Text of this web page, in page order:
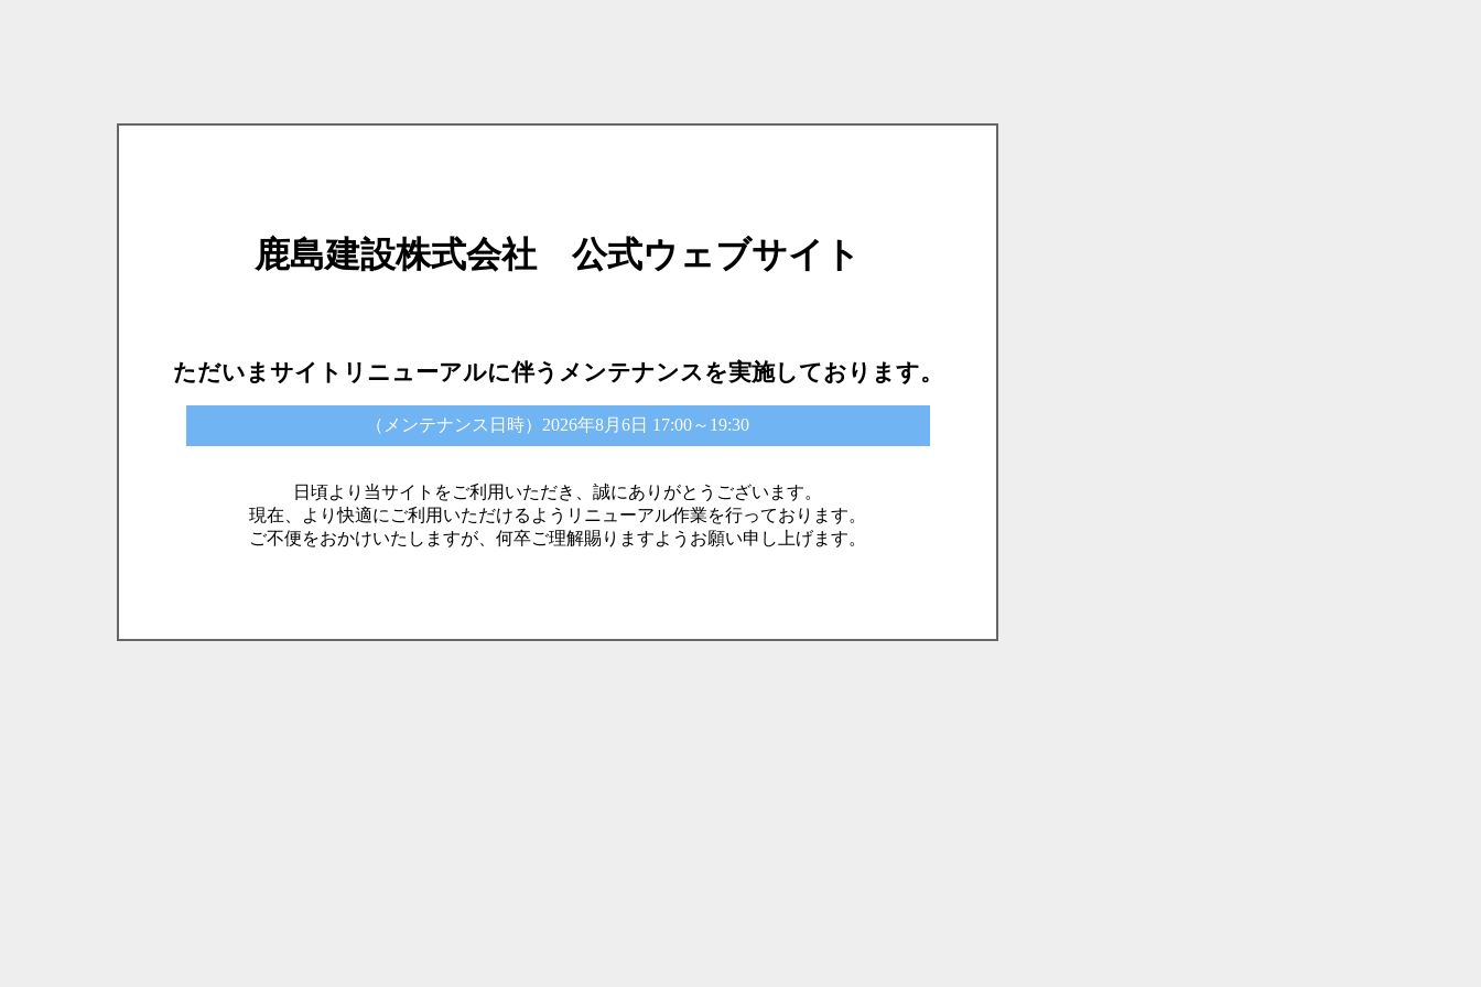
鹿島建設株式会社 公式ウェブサイト
ただいまサイトリニューアルに伴うメンテナンスを実施しております。
（メンテナンス日時）2026年8月6日 17:00～19:30
日頃より当サイトをご利用いただき、誠にありがとうございます。
現在、より快適にご利用いただけるようリニューアル作業を行っております。
ご不便をおかけいたしますが、何卒ご理解賜りますようお願い申し上げます。